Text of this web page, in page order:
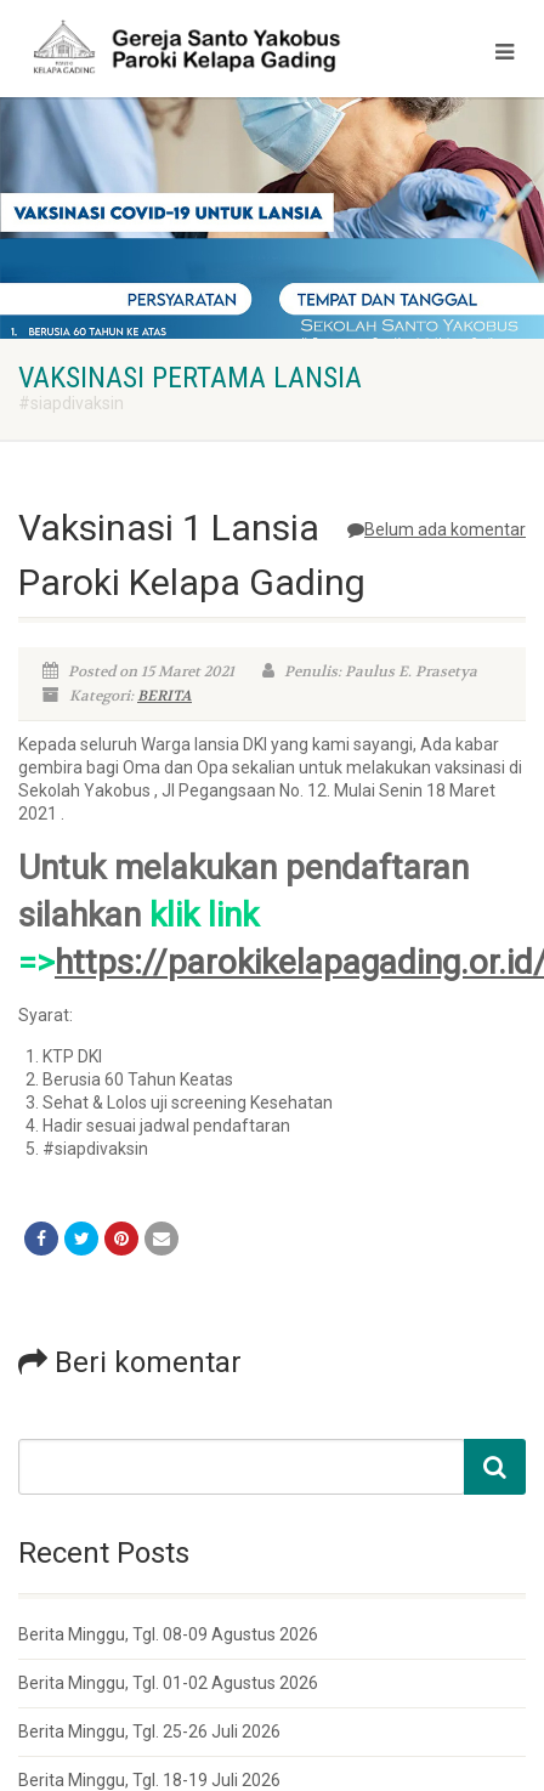
VAKSINASI PERTAMA LANSIA
#siapdivaksin
Belum ada komentar
Vaksinasi 1 Lansia
Paroki Kelapa Gading
Posted on 15 Maret 2021
Penulis: Paulus E. Prasetya
Kategori:BERITA
Kepada seluruh Warga lansia DKI yang kami sayangi, Ada kabar
gembira bagi Oma dan Opa sekalian untuk melakukan vaksinasi di
Sekolah Yakobus , Jl Pegangsaan No. 12. Mulai Senin 18 Maret
2021 .
Untuk melakukan pendaftaran
silahkan klik link
=>https://
Syarat:
KTP DKI
Berusia 60 Tahun Keatas
Sehat & Lolos uji screening Kesehatan
Hadir sesuai jadwal pendaftaran
#siapdivaksin
Beri komentar
Recent Posts
Berita Minggu, Tgl. 08-09 Agustus 2026
Berita Minggu, Tgl. 01-02 Agustus 2026
Berita Minggu, Tgl. 25-26 Juli 2026
Berita Minggu, Tgl. 18-19 Juli 2026